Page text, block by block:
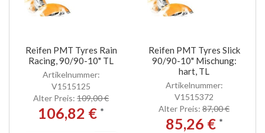
Reifen PMT Tyres Rain
Racing, 90/90-10" TL
Artikelnummer:
V1515125
Alter Preis: 109,00 €
106,82 € *
Reifen PMT Tyres Slick
90/90-10" Mischung:
hart, TL
Artikelnummer:
V1515372
Alter Preis: 87,00 €
85,26 € *